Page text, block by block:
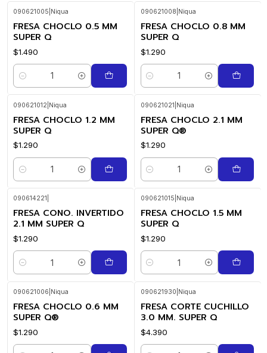
090621005 Niqua
FRESA CHOCLO 0.5 MM
SUPER Q
$1.490
Cantidad
090621008 Niqua
FRESA CHOCLO 0.8 MM
SUPER Q
$1.290
Cantidad
090621012 Niqua
FRESA CHOCLO 1.2 MM
SUPER Q
$1.290
Cantidad
090621021 Niqua
FRESA CHOCLO 2.1 MM
SUPER Q®
$1.290
Cantidad
090614221
FRESA CONO. INVERTIDO
2.1 MM SUPER Q
$1.290
Cantidad
090621015 Niqua
FRESA CHOCLO 1.5 MM
SUPER Q
$1.290
Cantidad
090621006 Niqua
FRESA CHOCLO 0.6 MM
SUPER Q®
$1.290
090621930 Niqua
FRESA CORTE CUCHILLO
3.0 MM. SUPER Q
$4.390